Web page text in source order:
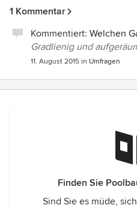
1 Kommentar
Kommentiert: Welchen
Gradlienig und
11. August 2015 in Umfragen
Finden Sie
Sind Sie es müde,